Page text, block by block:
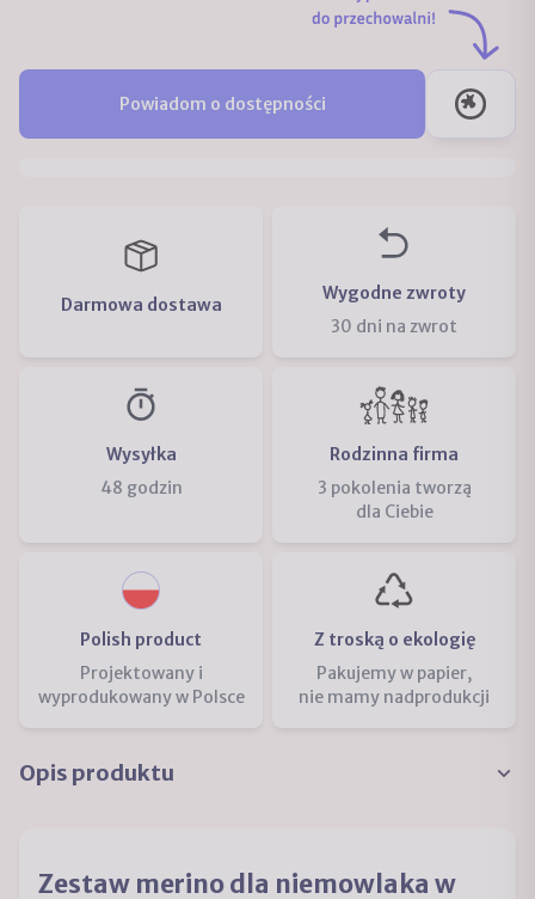
Powiadom o dostępności
Darmowa dostawa
Wygodne zwroty
30 dni na zwrot
Wysyłka
48 godzin
Rodzinna firma
3 pokolenia tworzą
dla Ciebie
Polish product
Projektowany i
wyprodukowany w Polsce
Z troską o ekologię
Pakujemy w papier,
nie mamy nadprodukcji
Opis produktu
Zestaw merino dla niemowlaka w